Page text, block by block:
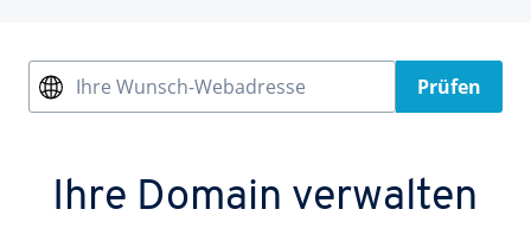
Ihre Wunsch-Webadresse Prüfen
Ihre Domain verwalten